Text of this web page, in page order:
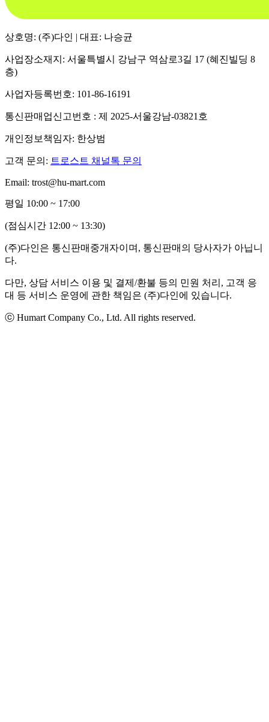
상호명: (주)다인 | 대표: 나승균
사업장소재지: 서울특별시 강남구 역삼로3길 17 (혜진빌딩 8
층)
사업자등록번호: 101-86-16191
통신판매업신고번호 : 제 2025-서울강남-03821호
개인정보책임자: 한상범
고객 문의: 트로스트 채널톡 문의
Email: trost@hu-mart.com
평일 10:00 ~ 17:00
(점심시간 12:00 ~ 13:30)
(주)다인은 통신판매중개자이며, 통신판매의 당사자가 아닙니
다.
다만, 상담 서비스 이용 및 결제/환불 등의 민원 처리, 고객 응
대 등 서비스 운영에 관한 책임은 (주)다인에 있습니다.
ⓒ Humart Company Co., Ltd. All rights reserved.